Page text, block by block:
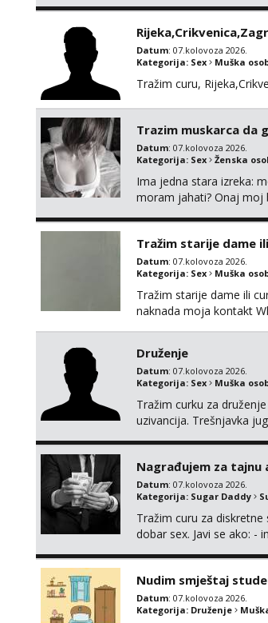
Datum: 07.kolovoza 2026.
Kategorija: Sex Muška
Tražim curu,
Trazim muskarca da
Datum: 07.kolovoza 2026.
Kategorija: Sex Ženska
Ima jedna stara izreka:
moram jahati? Onaj moj
Tražim starije dame
Datum: 07.kolovoza 2026.
Kategorija: Sex Muška
Tražim starije dame ili
naknada moja kontakt
Druženje
Datum: 07.kolovoza 2026.
Kategorija: Sex Muška
Tražim curku za
uzivancija. Trešnjavka
Nagrađujem za tajnu
Datum: 07.kolovoza 2026.
Kategorija: Sugar Daddy
Tražim curu za
dobar sex. Javi se ako: -
Nudim smještaj
Datum: 07.kolovoza 2026.
Kategorija: Druženje